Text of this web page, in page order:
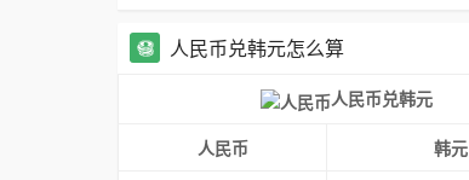
人民币兑韩元怎么算
人民币兑韩元
人民币 韩元